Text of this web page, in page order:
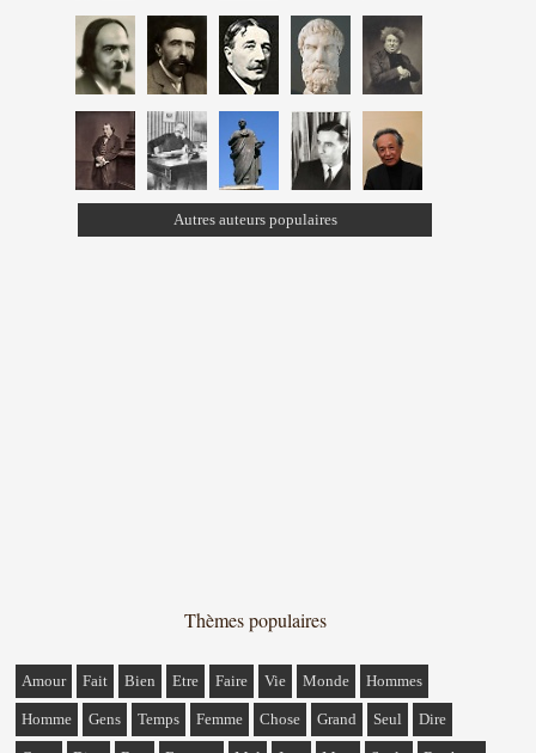
Autres auteurs populaires
Thèmes populaires
Amour Fait Bien Etre Faire Vie Monde Hommes
Homme Gens Temps Femme Chose Grand Seul Dire